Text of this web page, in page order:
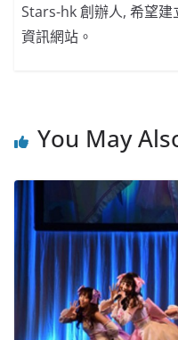
Stars-hk 創辦人, 希望
資訊網站。
You May